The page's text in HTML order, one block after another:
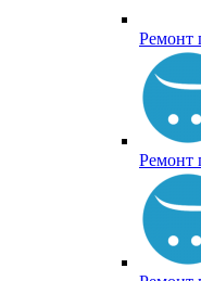
Ремонт
Ремонт